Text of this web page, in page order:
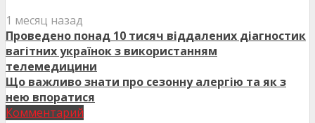
1 месяц назад
Проведено понад 10 тисяч віддалених діагностик
вагітних українок з використанням
телемедицини
Що важливо знати про сезонну алергію та як з
нею впоратися
Комментарий